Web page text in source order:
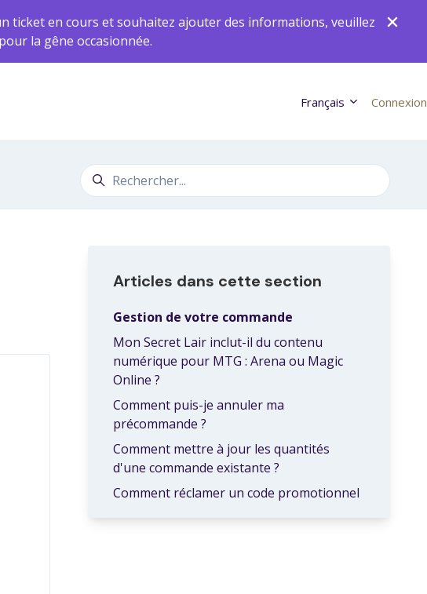
ticket en cours et souhaitez ajouter des informations, veuillez
la gêne occasionnée.
Français Connexion
Recherche
Articles dans cette section
Gestion de votre commande
Mon Secret Lair inclut-il du contenu
numérique pour MTG : Arena ou Magic
Online ?
Comment puis-je annuler ma
précommande ?
Comment mettre à jour les quantités
d'une commande existante ?
Comment réclamer un code promotionnel